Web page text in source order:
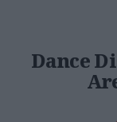
Dance